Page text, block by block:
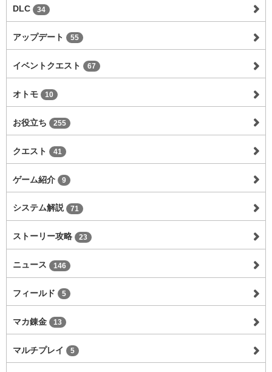
DLC 34
アップデート 55
イベントクエスト 67
オトモ 10
お役立ち 255
クエスト 41
ゲーム紹介 9
システム解説 71
ストーリー攻略 23
ニュース 146
フィールド 5
マカ錬金 13
マルチプレイ 5